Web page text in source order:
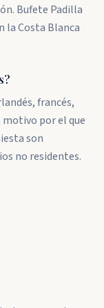
Bufete Padilla
la Costa Blanca
francés,
motivo por el que
son
no residentes.